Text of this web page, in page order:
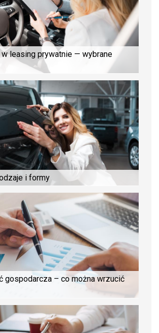
w leasing prywatnie — wybrane
i formy
gospodarcza – co można wrzucić